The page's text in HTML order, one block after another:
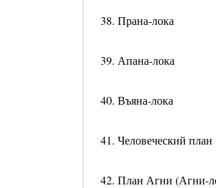
38. Прана-лока
39. Апана-лока
40. Въяна-лока
41. Человеческий
42. План Агни (Агни-